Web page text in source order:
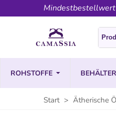
ROHSTOFFE BEHÄLTER
Start > Ätherische